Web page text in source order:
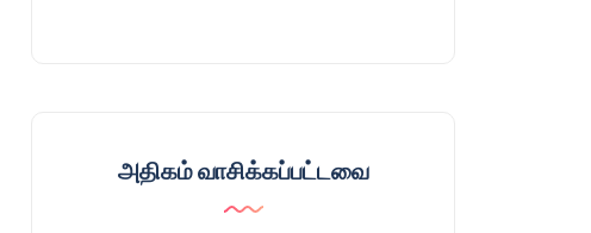
அதிகம் வாசிக்கப்பட்டவை